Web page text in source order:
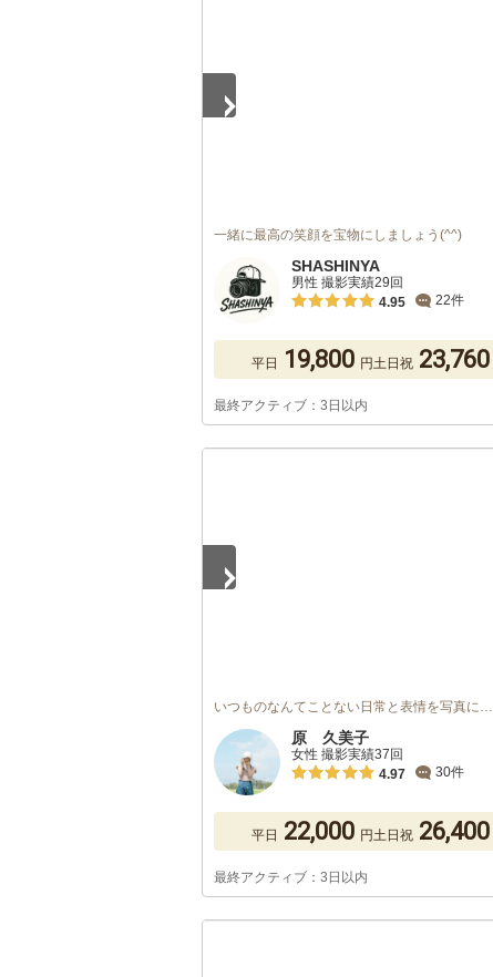
一緒に最高の笑顔を宝物にしましょう(^^)
SHASHINYA
男性 撮影実績29回
4.95
22件
平日 19,800 円土日祝 23,760
最終アクティブ：3日以内
いつものなんてことない日常と表情を写真に…
原 久美子
女性 撮影実績37回
4.97
30件
平日 22,000 円土日祝 26,400
最終アクティブ：3日以内